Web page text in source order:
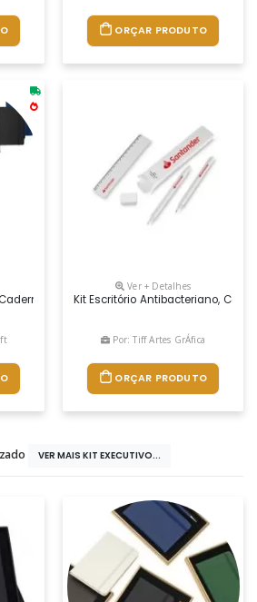
ORÇAR PRODUTO
A5 Com Elástico , Capa Dura Em Pu
Ver + Detalhes
Kit Escritório Antibacteriano,
Por: Tiff Artes GrÁfica
ORÇAR PRODUTO
VER MAIS KIT EXECUTIVO...